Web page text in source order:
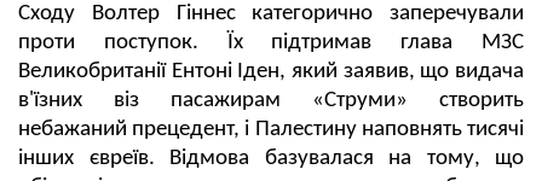
Сходу Волтер Гіннес категорично заперечували
проти поступок. Їх підтримав глава МЗС
Великобританії Ентоні Іден, який заявив, що видача
в'їзних віз пасажирам «Струми» створить
небажаний прецедент, і Палестину наповнять тисячі
інших євреїв. Відмова базувалася на тому, що